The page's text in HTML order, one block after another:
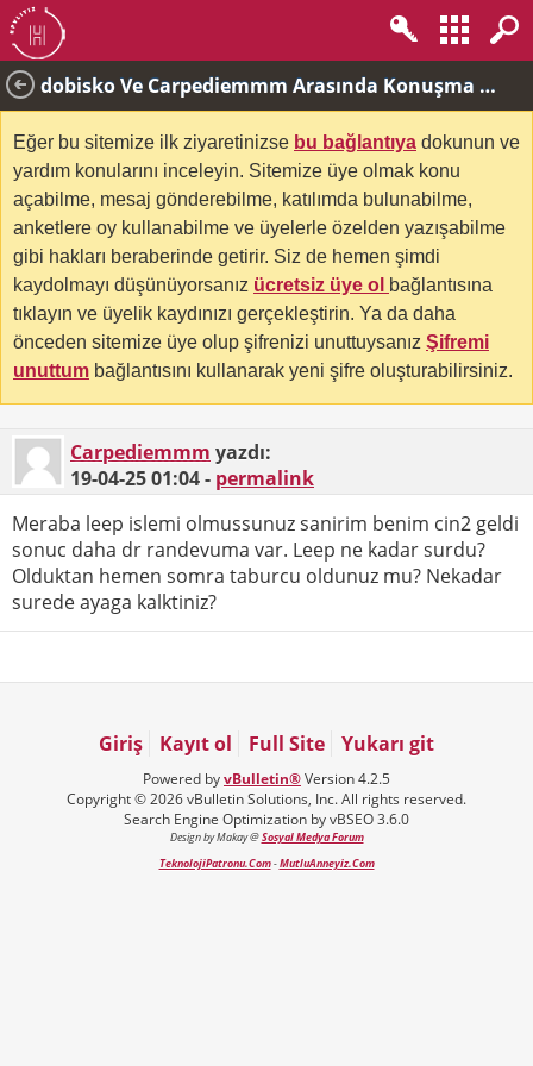
dobisko Ve Carpediemmm Arasında Konuşma Yapılıyor
Eğer bu sitemize ilk ziyaretinizse bu bağlantıya dokunun ve
yardım konularını inceleyin. Sitemize üye olmak konu
açabilme, mesaj gönderebilme, katılımda bulunabilme,
anketlere oy kullanabilme ve üyelerle özelden yazışabilme
gibi hakları beraberinde getirir. Siz de hemen şimdi
kaydolmayı düşünüyorsanız ücretsiz üye ol bağlantısına
tıklayın ve üyelik kaydınızı gerçekleştirin. Ya da daha
önceden sitemize üye olup şifrenizi unuttuysanız Şifremi
unuttum bağlantısını kullanarak yeni şifre oluşturabilirsiniz.
Carpediemmm yazdı:
19-04-2501:04- permalink
Meraba leep islemi olmussunuz sanirim benim cin2 geldi
sonuc daha dr randevuma var. Leep ne kadar surdu?
Olduktan hemen somra taburcu oldunuz mu? Nekadar
surede ayaga kalktiniz?
Giriş Kayıt ol Full Site Yukarı git
Powered byvBulletin®Version 4.2.5
Copyright © 2026 vBulletin Solutions, Inc. All rights reserved.
Search Engine Optimization by vBSEO 3.6.0
Design by Makay @Sosyal Medya Forum
TeknolojiPatronu.Com-MutluAnneyiz.Com